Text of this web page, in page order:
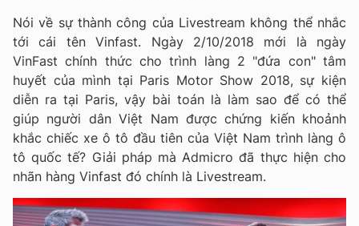
Nói về sự thành công của Livestream không thể nhắc
tới cái tên Vinfast. Ngày 2/10/2018 mới là ngày
VinFast chính thức cho trình làng 2 "đứa con" tâm
huyết của mình tại Paris Motor Show 2018, sự kiện
diễn ra tại Paris, vậy bài toán là làm sao để có thể
giúp người dân Việt Nam được chứng kiến khoảnh
khắc chiếc xe ô tô đầu tiên của Việt Nam trình làng ô
tô quốc tế? Giải pháp mà Admicro đã thực hiện cho
nhãn hàng Vinfast đó chính là Livestream.